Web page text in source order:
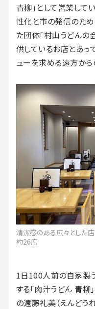
青柳」として営業して
性化と市の発信のた
た団体「村山うどんの
供しているお店とあっ
ューを求める遠方か
清潔感のある広々とした
約26席
1日100人前の自家製
する「肉汁うどん 青柳
の遠藤礼美（えんどう